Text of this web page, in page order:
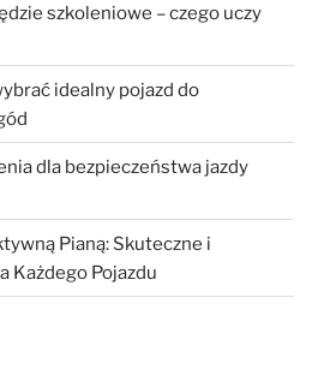
szkoleniowe – czego uczy
idealny pojazd do
dla bezpieczeństwa jazdy
Pianą: Skuteczne i
Każdego Pojazdu